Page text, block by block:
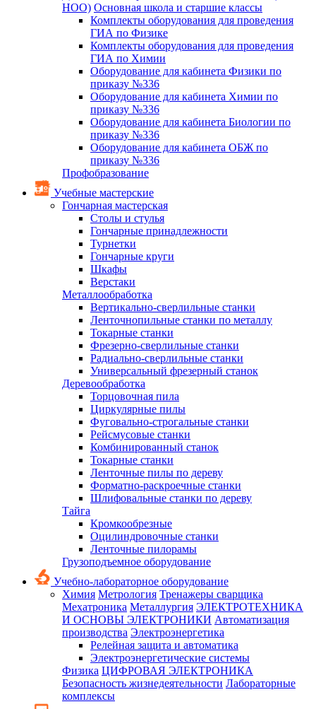
НОО) Основная школа и старшие классы
Комплекты оборудования для проведения
ГИА по Физике
Комплекты оборудования для проведения
ГИА по Химии
Оборудование для кабинета Физики по
приказу №336
Оборудование для кабинета Химии по
приказу №336
Оборудование для кабинета Биологии по
приказу №336
Оборудование для кабинета ОБЖ по
приказу №336
Профобразование
Учебные мастерские
Гончарная мастерская
Столы и стулья
Гончарные принадлежности
Турнетки
Гончарные круги
Шкафы
Верстаки
Металлообработка
Вертикально-сверлильные станки
Ленточнопильные станки по металлу
Токарные станки
Фрезерно-сверлильные станки
Радиально-сверлильные станки
Универсальный фрезерный станок
Деревообработка
Торцовочная пила
Циркулярные пилы
Фуговально-строгальные станки
Рейсмусовые станки
Комбинированный станок
Токарные станки
Ленточные пилы по дереву
Форматно-раскроечные станки
Шлифовальные станки по дереву
Тайга
Кромкообрезные
Оцилиндровочные станки
Ленточные пилорамы
Грузоподъемное оборудование
Учебно-лабораторное оборудование
Химия Метрология Тренажеры сварщика
Мехатроника Металлургия ЭЛЕКТРОТЕХНИКА
И ОСНОВЫ ЭЛЕКТРОНИКИ Автоматизация
производства Электроэнергетика
Релейная защита и автоматика
Электроэнергетические системы
Физика ЦИФРОВАЯ ЭЛЕКТРОНИКА
Безопасность жизнедеятельности Лабораторные
комплексы